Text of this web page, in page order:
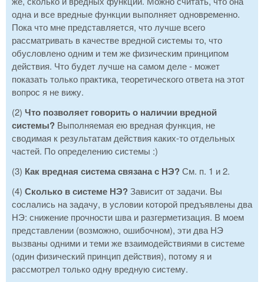
одна и все вредные функции выполняет одновременно.
Пока что мне представляется, что лучше всего
рассматривать в качестве вредной системы то, что
обусловлено одним и тем же физическим принципом
действия. Что будет лучше на самом деле - может
показать только практика, теоретического ответа на этот
вопрос я не вижу.
(2) Что позволяет говорить о наличии вредной
системы? Выполняемая ею вредная функция, не
сводимая к результатам действия каких-то отдельных
частей. По определению системы :)
(3) Как вредная система связана с НЭ?См. п. 1 и 2.
(4) Сколько в системе НЭ?Зависит от задачи. Вы
сослались на задачу, в условии которой предъявлены два
НЭ: снижение прочности шва и разгерметизация. В моем
представлении (возможно, ошибочном), эти два НЭ
вызваны одними и теми же взаимодействиями в системе
(один физический принцип действия), потому я и
рассмотрел только одну вредную систему.